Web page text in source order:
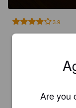
3.9
Hyvä, hiukan
numeroa
Jos kuvittelee
Are you